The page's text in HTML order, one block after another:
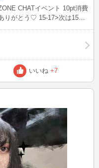
CHATイベント 10pt消費
りがとう♡ 15-17>次は15時!
いいね +7